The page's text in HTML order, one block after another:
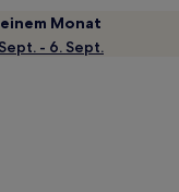
Monat
- 6. Sept.